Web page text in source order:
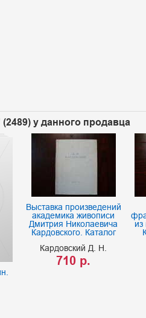
у данного продавца
Выставка произведений
академика живописи
Дмитрия Николаевича
Кардовского. Каталог
Кардовский Д. Н.
710 р.
из